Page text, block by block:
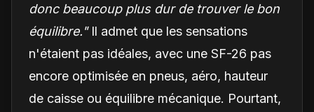
donc beaucoup plus dur de trouver le bon
équilibre."Il admet que les sensations
n'étaient pas idéales, avec une SF-26 pas
encore optimisée en pneus, aéro, hauteur
de caisse ou équilibre mécanique. Pourtant,